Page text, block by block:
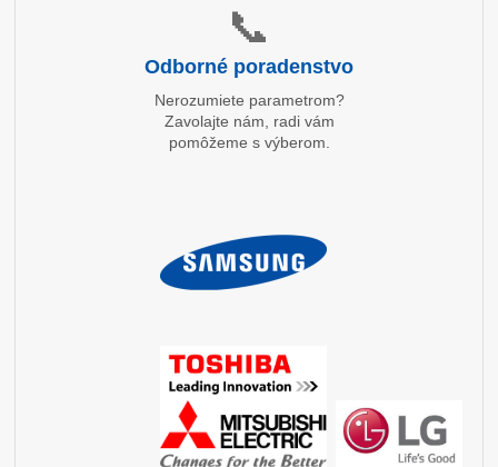
📞
Odborné poradenstvo
Nerozumiete parametrom?
Zavolajte nám, radi vám
pomôžeme s výberom.